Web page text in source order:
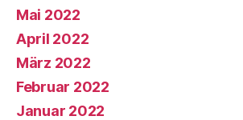
Mai 2022
April 2022
März 2022
Februar 2022
Januar 2022